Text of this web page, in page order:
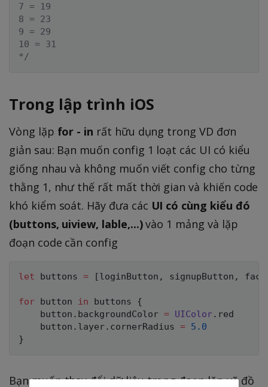
7 = 19
8 = 23
9 = 29
10 = 31
*/
Trong lập trình iOS
Vòng lặp for - in rất hữu dụng trong VD đơn
giản sau: Bạn muốn config 1 loạt các UI có kiểu
giống nhau và không muốn viết config cho từng
thằng 1, như thế rất mất thời gian và khiến code
khó kiểm soát. Hãy đưa các UI có cùng kiểu đó
(buttons, uiview, lable,...)vào 1 mảng và lặp
đoạn code cần config
let buttons = [loginButton , signupButton ,
for button in buttons {
    button
. backgroundColor = UIColor. red
    button
. layer. cornerRadius = 5.0
}
Bạn muốn thay đổi dữ liệu trong đoạn lặp vẽ đồ